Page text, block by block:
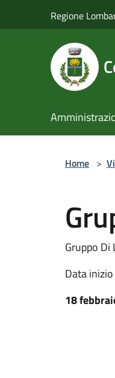
Regione
Home >
Gruppo
Data inizio
18